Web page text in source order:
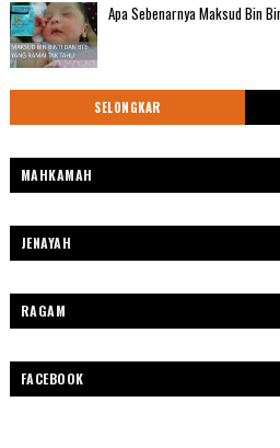
Apa Sebenarnya Maksud Bin
SELONGKAR
MAHKAMAH
JENAYAH
RAGAM
FACEBOOK